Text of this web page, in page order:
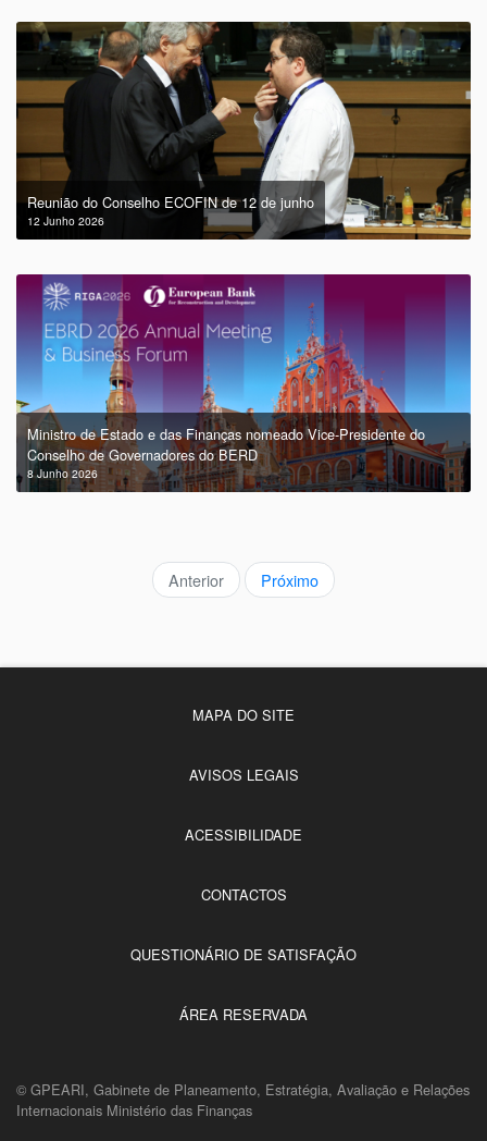
Reunião do Conselho ECOFIN de 12 de junho
12 Junho 2026
Ministro de Estado e das Finanças nomeado Vice-Presidente do
Conselho de Governadores do BERD
8 Junho 2026
Anterior Próximo
MAPA DO SITE
AVISOS LEGAIS
ACESSIBILIDADE
CONTACTOS
QUESTIONÁRIO DE SATISFAÇÃO
ÁREA RESERVADA
© GPEARI, Gabinete de Planeamento, Estratégia, Avaliação e Relações
Internacionais Ministério das Finanças